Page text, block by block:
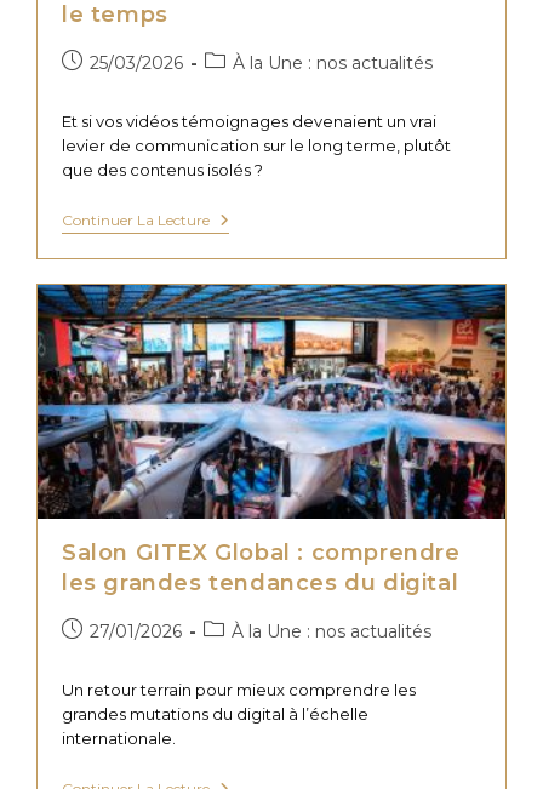
le temps
Publication
25/03/2026
PostÀ la Une : nos actualités
Et si vos vidéos témoignages devenaient un vrai
levier de communication sur le long terme, plutôt
que des contenus isolés ?
Continuer La LectureVidéo
Témoignage
Client
BtoB
:
Structurer
Sa
Communication
Dans
Le
Temps
Salon GITEX Global : comprendre
les grandes tendances du digital
Publication
27/01/2026
PostÀ la Une : nos actualités
Un retour terrain pour mieux comprendre les
grandes mutations du digital à l’échelle
internationale.